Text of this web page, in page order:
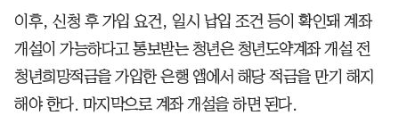
이후, 신청 후 가입 요건, 일시 납입 조건 등이 확인돼 계좌
개설이 가능하다고 통보받는 청년은 청년도약계좌 개설 전
청년희망적금을 가입한 은행 앱에서 해당 적금을 만기 해지
해야 한다. 마지막으로 계좌 개설을 하면 된다.